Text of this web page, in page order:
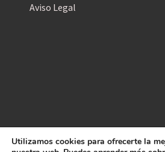
Aviso Legal
Utilizamos cookies para ofrecerte la